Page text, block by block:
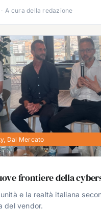
· A cura della redazione
, Dal Mercato
frontiere della
e la realtà italiana
del vendor.